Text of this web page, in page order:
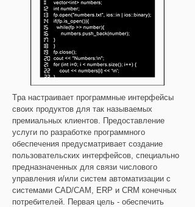
Tpa настраивает программные интерфейсы
своих продуктов для так называемых
премиальных клиентов. Предоставление
услуги по разработке программного
обеспечения предусматривает создание
пользовательских интерфейсов, специально
предназначенных для связи числового
управления и/или систем автоматизации с
системами CAD/CAM, ERP и CRM конечных
потребителей. Первая цель - обеспечить